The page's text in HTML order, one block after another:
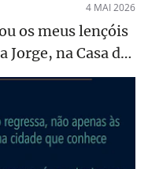
4 MAI 2026
os meus lençóis
na Casa do